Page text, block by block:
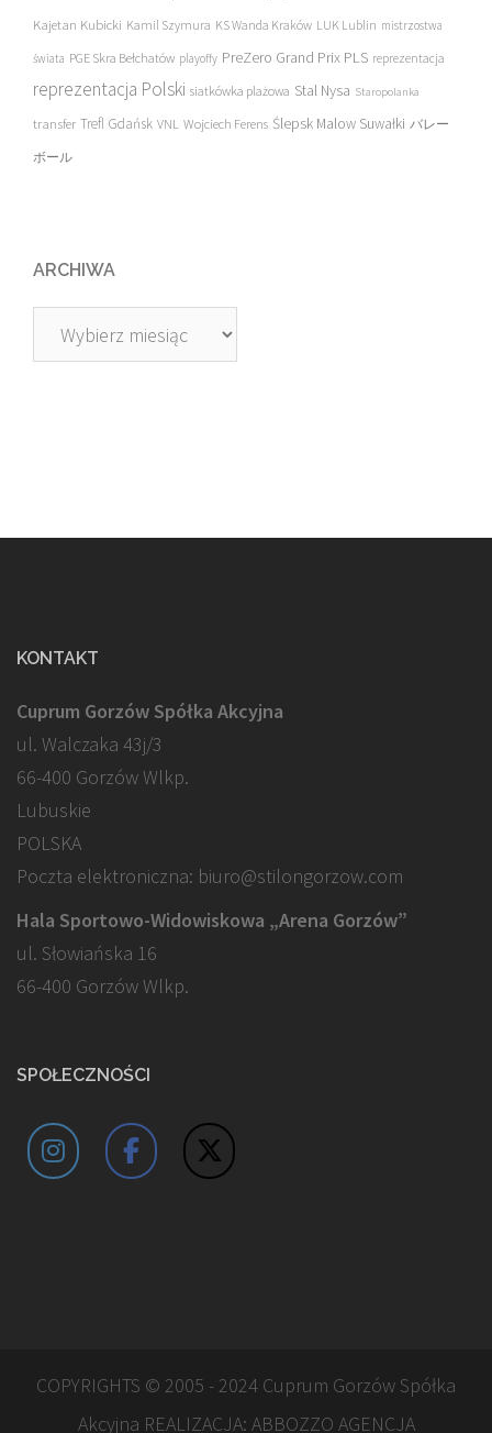
Kajetan Kubicki Kamil Szymura KS Wanda Kraków LUK Lublin mistrzostwa
świata PGE Skra Bełchatów playoffy PreZero Grand Prix PLS reprezentacja
reprezentacja Polski siatkówka plażowa Stal Nysa Staropolanka
transfer Trefl Gdańsk VNL Wojciech Ferens Ślepsk Malow Suwałki バレー
ボール
ARCHIWA
Archiwa
KONTAKT
Cuprum Gorzów Spółka Akcyjna
ul. Walczaka 43j/3
66-400 Gorzów Wlkp.
Lubuskie
POLSKA
Poczta elektroniczna: biuro@stilongorzow.com
Hala Sportowo-Widowiskowa „Arena Gorzów”
ul. Słowiańska 16
66-400 Gorzów Wlkp.
SPOŁECZNOŚCI
COPYRIGHTS © 2005 - 2024 Cuprum Gorzów Spółka
Akcyjna REALIZACJA: ABBOZZO AGENCJA